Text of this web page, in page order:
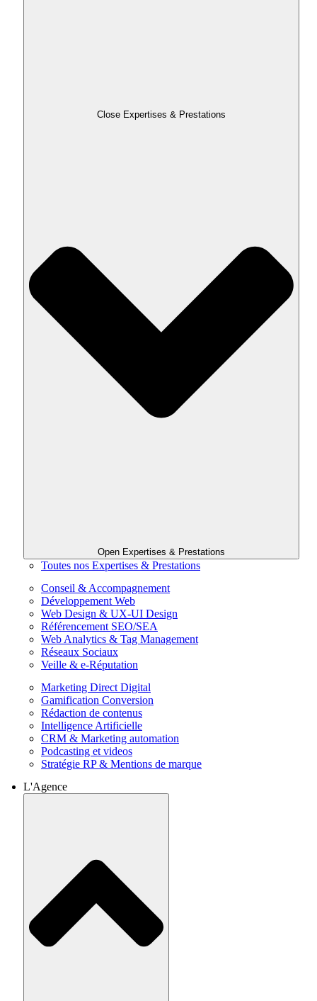
Close Expertises & Prestations
Open Expertises & Prestations
Toutes nos Expertises & Prestations
Conseil & Accompagnement
Développement Web
Web Design & UX-UI Design
Référencement SEO/SEA
Web Analytics & Tag Management
Réseaux Sociaux
Veille & e-Réputation
Marketing Direct Digital
Gamification Conversion
Rédaction de contenus
Intelligence Artificielle
CRM & Marketing automation
Podcasting et videos
Stratégie RP & Mentions de marque
L'Agence